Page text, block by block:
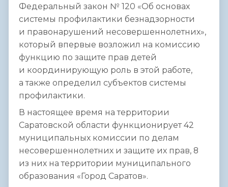
Федеральный закон № 120 «Об основах
системы профилактики безнадзорности
и правонарушений несовершеннолетних»,
который впервые возложил на комиссию
функцию по защите прав детей
и координирующую роль в этой работе,
а также определил субъектов системы
профилактики.
В настоящее время на территории
Саратовской области функционирует 42
муниципальных комиссии по делам
несовершеннолетних и защите их прав, 8
из них на территории муниципального
образования «Город Саратов».